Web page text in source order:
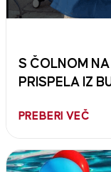
S ČOLNOM
PRISPELA IZ
PREBERI VEČ